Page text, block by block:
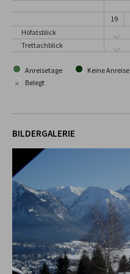
19
Höfatsblick
Trettachblick
Anreisetage Keine Anreise
× Belegt
BILDERGALERIE